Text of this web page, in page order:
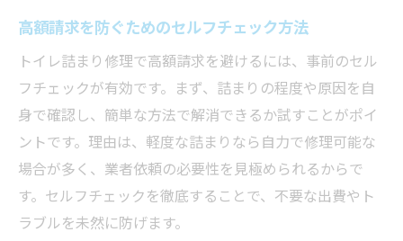
高額請求を防ぐためのセルフチェック方法
トイレ詰まり修理で高額請求を避けるには、事前のセル
フチェックが有効です。まず、詰まりの程度や原因を自
身で確認し、簡単な方法で解消できるか試すことがポイ
ントです。理由は、軽度な詰まりなら自力で修理可能な
場合が多く、業者依頼の必要性を見極められるからで
す。セルフチェックを徹底することで、不要な出費やト
ラブルを未然に防げます。